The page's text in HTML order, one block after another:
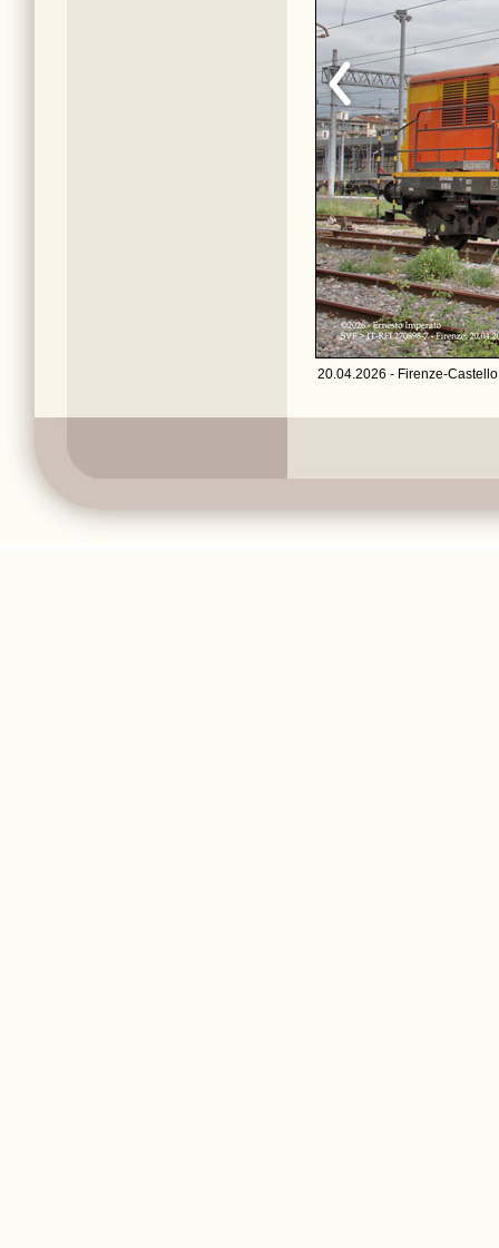
20.04.2026 - Firenze-Castello